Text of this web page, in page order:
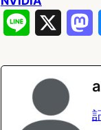
e